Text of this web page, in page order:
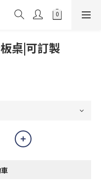
桌|可訂製